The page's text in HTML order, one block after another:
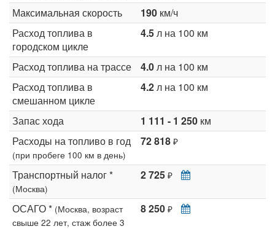
Максимальная скорость
190 км/ч
Расход топлива в
городском цикле
4.5л на 100 км
Расход топлива на трассе 4.0л на 100 км
Расход топлива в
смешанном цикле
4.2л на 100 км
Запас хода 1 111 - 1 250 км
Расходы на топливо в год
(при пробеге 100 км в день)
72 818 ₽
Транспортный налог *
(Москва)
2 725 ₽
ОСАГО * (Москва, возраст
свыше 22 лет, стаж более 3
8 250 ₽